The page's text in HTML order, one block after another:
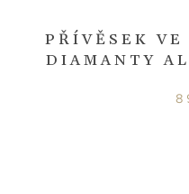
PŘÍVĚSEK VE
DIAMANTY
8